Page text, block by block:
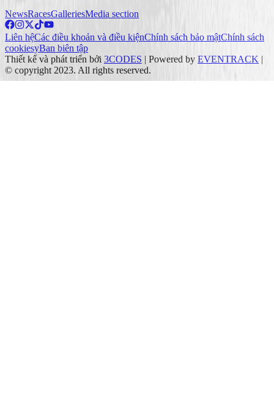
NewsRacesGalleriesMedia section
Liên hệCác điều khoản và điều kiệnChính sách bảo mậtChính sách
cookiesyBan biên tập
Thiết kế và phát triển bởi 3CODES | Powered by EVENTRACK |
© copyright 2023. All rights reserved.